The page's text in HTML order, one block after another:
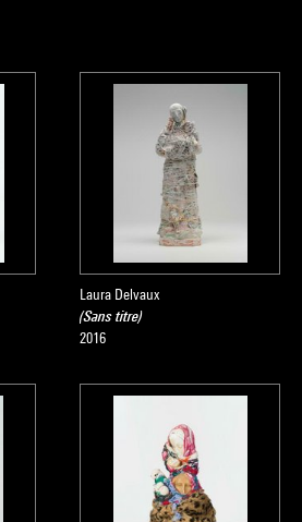
Laura Delvaux
(Sans titre)
2016